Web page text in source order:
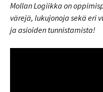
Mollan Logiikka on
värejä, lukujonoja sekä eri
ja asioiden tunnistamista!